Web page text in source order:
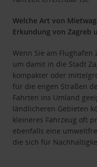
Welche Art von
Erkundung von Zagreb
Wenn Sie am
um damit in die Stadt
kompakter oder
für die engen Straßen
Fahrten ins Umland
ländlicheren Gebieten
kleineres Fahrzeug oft
ebenfalls eine
die sich für